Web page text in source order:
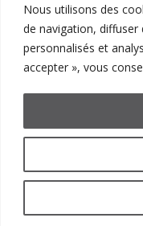
Nous utilisons des
de navigation, diffuser
personnalisés et
accepter », vous
English
Assurance Français
Mentions légales–
Site créé et